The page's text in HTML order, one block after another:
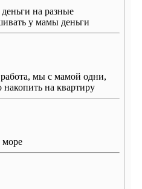
на разные
у мамы деньги
мы с мамой одни,
на квартиру
море